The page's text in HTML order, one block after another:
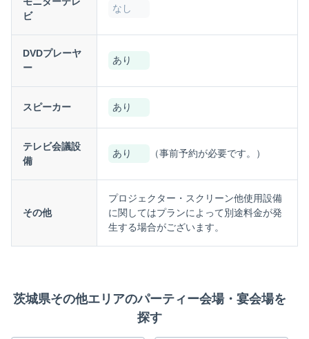
ビ
なし
DVDプレーヤ
ー
あり
スピーカー あり
テレビ会議設
備
あり （事前予約が必要です。）
その他
プロジェクター・スクリーン他使用設備
に関してはプランによって別途料金が発
生する場合がございます。
茨城県その他エリアのパーティー会場・宴会場を
探す